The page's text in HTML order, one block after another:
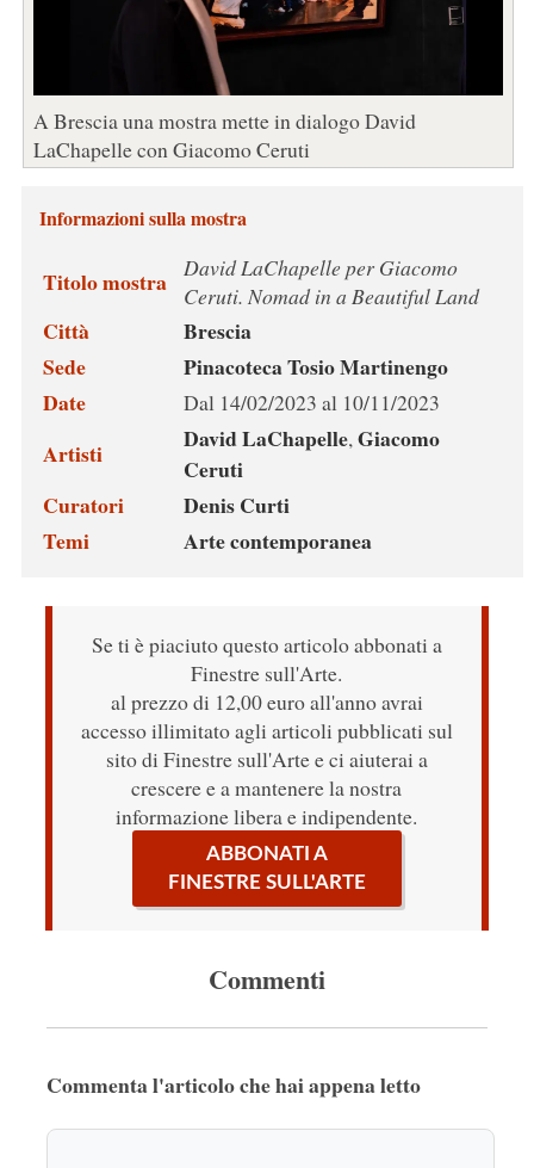
A Brescia una mostra mette in dialogo David
LaChapelle con Giacomo Ceruti
Informazioni sulla mostra
Titolo mostra David LaChapelle per Giacomo
Ceruti. Nomad in a Beautiful Land
Città
Brescia
Sede
Pinacoteca Tosio Martinengo
Date
Dal 14/02/2023 al 10/11/2023
Artisti David LaChapelle,Giacomo
Ceruti
Curatori
Denis Curti
Temi
Arte contemporanea
Se ti è piaciuto questo articolo abbonati a
Finestre sull'Arte.
al prezzo di 12,00 euro all'anno avrai
accesso illimitato agli articoli pubblicati sul
sito di Finestre sull'Arte e ci aiuterai a
crescere e a mantenere la nostra
informazione libera e indipendente.
ABBONATI A
FINESTRE SULL'ARTE
Commenti
Commenta l'articolo che hai appena letto